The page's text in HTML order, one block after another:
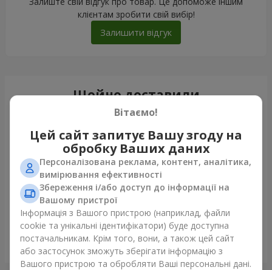
клієнтам зробити свій вибір!
Залишити відгук
Щойно доставили
Букет "Chiffon"
Луцьк
Вітаємо!
Цей сайт запитує Вашу згоду на
обробку Ваших даних
Персоналізована реклама, контент, аналітика,
вимірювання ефективності
Збереження і/або доступ до інформації на
Вашому пристрої
Інформація з Вашого пристрою (наприклад, файли
cookie та унікальні ідентифікатори) буде доступна
постачальникам. Крім того, вони, а також цей сайт
або застосунок зможуть зберігати інформацію з
Вашого пристрою та обробляти Ваші персональні дані.